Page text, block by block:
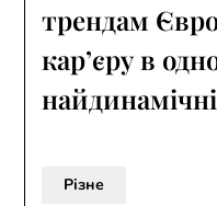
трендам
кар’єру в
Різне